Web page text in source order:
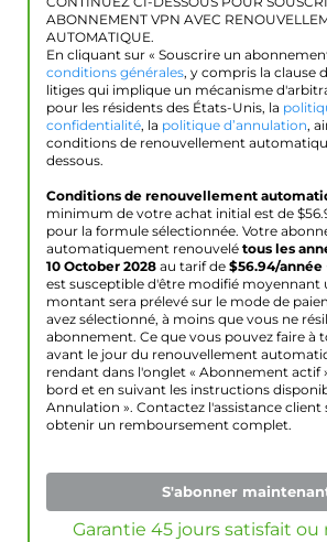
ABONNEMENT VPN AVEC
AUTOMATIQUE.
En cliquant sur « Souscrire un
conditions générales, y compris la clause
litiges qui implique un mécanisme
pour les résidents des États-Unis, la
confidentialité, la politique d’annulation,
conditions de renouvellement
dessous.
Conditions de renouvellement
minimum de votre achat initial est de $
pour la formule sélectionnée. Votre
automatiquement renouvelé tous les
10 October 2028 au tarif de $56.94/année
est susceptible d'être modifié moyennant
montant sera prélevé sur le mode de
avez sélectionné, à moins que vous ne
abonnement. Ce que vous pouvez faire à
avant le jour du renouvellement
rendant dans l'onglet « Abonnement actif
bord et en suivant les instructions
Annulation ». Contactez l'assistance client
obtenir un remboursement complet.
S'abonner
Garantie 45 jours satisfait